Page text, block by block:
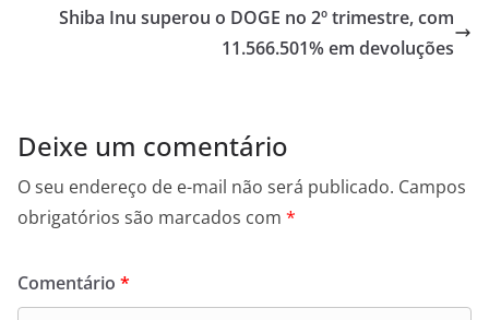
Shiba Inu superou o DOGE no 2º trimestre, com
11.566.501% em devoluções
Deixe um comentário
O seu endereço de e-mail não será publicado. Campos
obrigatórios são marcados com *
Comentário *